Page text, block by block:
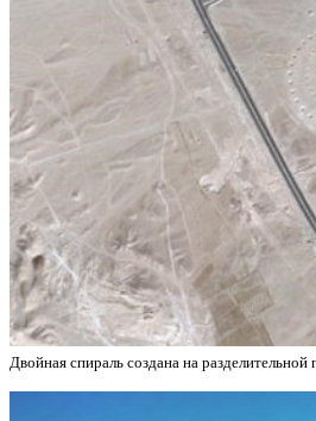
Двойная спираль создана на разделительной